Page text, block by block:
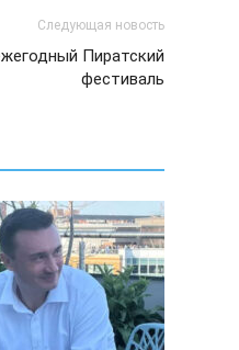
Следующая новость
Пиратский
фестиваль